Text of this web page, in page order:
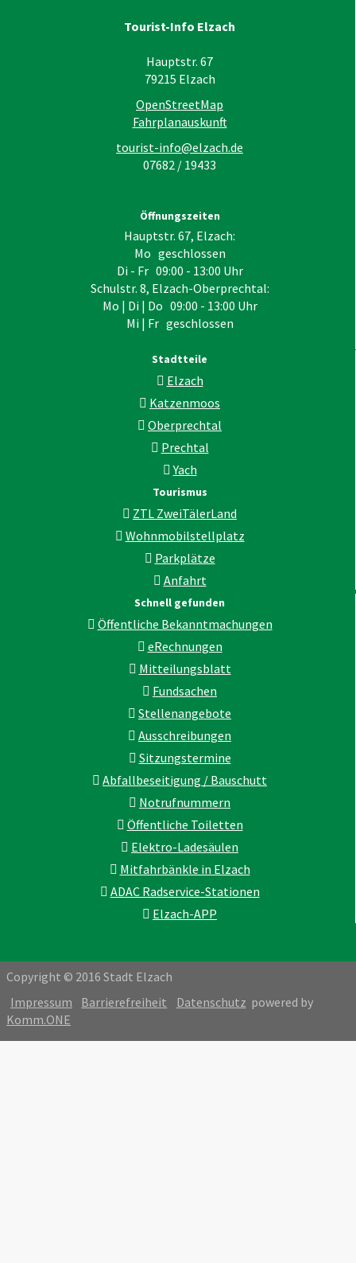
Tourist-Info Elzach
Hauptstr. 67
79215 Elzach
OpenStreetMap
Fahrplanauskunft
tourist-info@elzach.de
07682 / 19433
Öffnungszeiten
Hauptstr. 67, Elzach:
Mo geschlossen
Di - Fr 09:00 - 13:00 Uhr
Schulstr. 8, Elzach-Oberprechtal:
Mo | Di | Do 09:00 - 13:00 Uhr
Mi | Fr geschlossen
Stadtteile
Elzach
Katzenmoos
Oberprechtal
Prechtal
Yach
Tourismus
ZTL ZweiTälerLand
Wohnmobilstellplatz
Parkplätze
Anfahrt
Schnell gefunden
Öffentliche Bekanntmachungen
eRechnungen
Mitteilungsblatt
Fundsachen
Stellenangebote
Ausschreibungen
Sitzungstermine
Abfallbeseitigung / Bauschutt
Notrufnummern
Öffentliche Toiletten
Elektro-Ladesäulen
Mitfahrbänkle in Elzach
ADAC Radservice-Stationen
Elzach-APP
Copyright © 2016 Stadt Elzach
Impressum
Barrierefreiheit Datenschutz powered by
Komm.ONE